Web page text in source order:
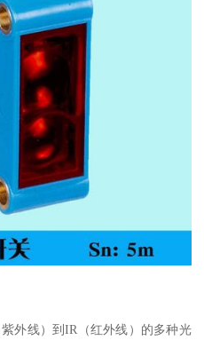
外线）到IR（红外线）的多种光